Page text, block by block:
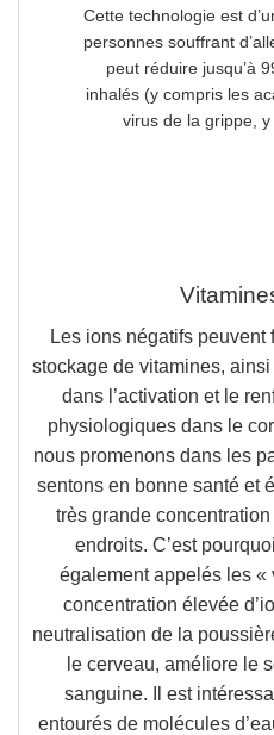
Cette technologie est
personnes souffrant
peut réduire jusqu’à
inhalés (y compris les
virus de la grippe, y
Les ions négatifs
stockage de vitamines,
dans l’activation et le
physiologiques dans le
nous promenons dans les
sentons en bonne santé et
très grande
endroits. C’est
également appelés les «
concentration élevée
neutralisation de la
le cerveau, améliore le
sanguine. Il est
entourés de molécules